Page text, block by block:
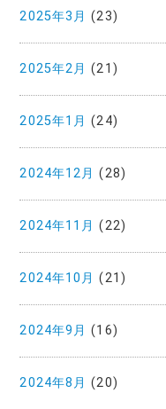
2025年3月 (23)
2025年2月 (21)
2025年1月 (24)
2024年12月 (28)
2024年11月 (22)
2024年10月 (21)
2024年9月 (16)
2024年8月 (20)